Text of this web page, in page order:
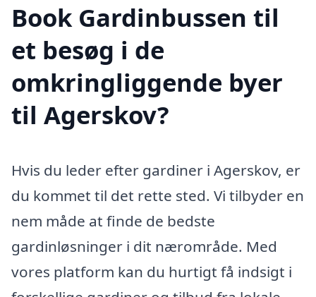
Book Gardinbussen til
et besøg i de
omkringliggende byer
til Agerskov?
Hvis du leder efter gardiner i Agerskov, er
du kommet til det rette sted. Vi tilbyder en
nem måde at finde de bedste
gardinløsninger i dit nærområde. Med
vores platform kan du hurtigt få indsigt i